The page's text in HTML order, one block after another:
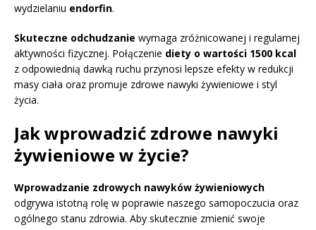
wydzielaniu endorfin.
Skuteczne odchudzanie wymaga zróżnicowanej i regularnej
aktywności fizycznej. Połączenie diety o wartości 1500 kcal
z odpowiednią dawką ruchu przynosi lepsze efekty w redukcji
masy ciała oraz promuje zdrowe nawyki żywieniowe i styl
życia.
Jak wprowadzić zdrowe nawyki
żywieniowe w życie?
Wprowadzanie zdrowych nawyków żywieniowych
odgrywa istotną rolę w poprawie naszego samopoczucia oraz
ogólnego stanu zdrowia. Aby skutecznie zmienić swoje